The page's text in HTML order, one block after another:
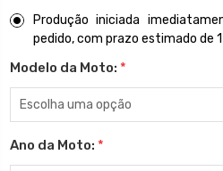
Produção iniciada
pedido, com prazo estimado de
Modelo da Moto: *
Ano da Moto: *